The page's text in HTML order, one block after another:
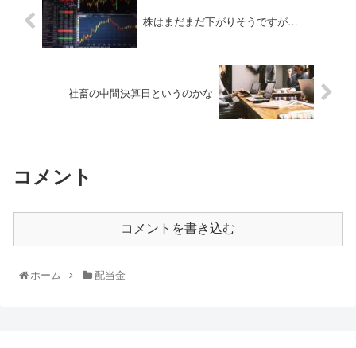
株はまだまだ下がりそうですが…
社畜の中間決算日というのかな
コメント
コメントを書き込む
ホーム 配当金